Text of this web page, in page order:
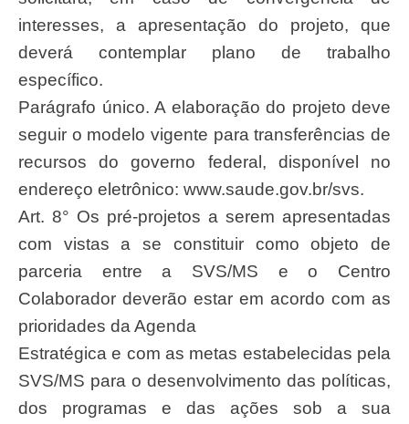
interesses, a apresentação do projeto, que
deverá contemplar plano de trabalho
específico.
Parágrafo único. A elaboração do projeto deve
seguir o modelo vigente para transferências de
recursos do governo federal, disponível no
endereço eletrônico: www.saude.gov.br/svs.
Art. 8° Os pré-projetos a serem apresentadas
com vistas a se constituir como objeto de
parceria entre a SVS/MS e o Centro
Colaborador deverão estar em acordo com as
prioridades da Agenda
Estratégica e com as metas estabelecidas pela
SVS/MS para o desenvolvimento das políticas,
dos programas e das ações sob a sua